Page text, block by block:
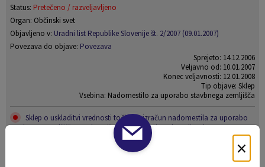
Status: Pretečeno / razveljavljeno
Organ: Občinski svet
Objavljeno v: Uradni list Republike Slovenije št. 2/2007 (09.01.2007)
Povezava do objave: Povezava
Sprejeto: 14.12.2006
Veljavno od: 10.01.2007
Konec veljavnosti: 12.01.2008
Tip objave: Sklep
Vsebina: Nadomestilo za uporabo stavbnega zemljišča
Sklep o uskladitvi vrednosti točke za izračun nadomestila za uporabo
stavbnega zemljišča na območju Občine Bistrica ob Sotli za leto 2006
(Uradni list Republike Slovenije št. 114/2005)
×